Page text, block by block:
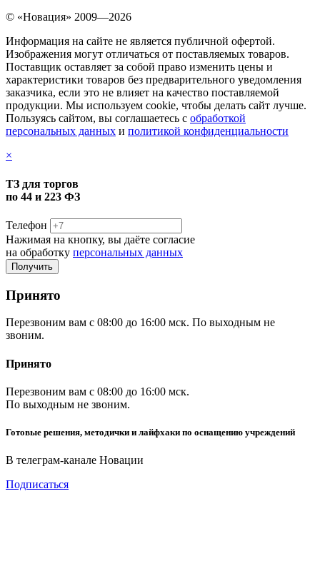
© «Новация» 2009—2026
Информация на сайте не является публичной офертой.
Изображения могут отличаться от поставляемых товаров.
Поставщик оставляет за собой право изменить цены и
характеристики товаров без предварительного уведомления
заказчика, если это не влияет на качество поставляемой
продукции. Мы используем cookie, чтобы делать сайт лучше.
Пользуясь сайтом, вы соглашаетесь с обработкой
персональных данных и политикой конфиденциальности
×
ТЗ для торгов
по 44 и 223 ФЗ
Телефон
Нажимая на кнопку, вы даёте согласие
на обработку персональных данных
Принято
Перезвоним вам с 08:00 до 16:00 мск. По выходным не
звоним.
Принято
Перезвоним вам с 08:00 до 16:00 мск.
По выходным не звоним.
Готовые решения, методички и лайфхаки по оснащению учреждений
В телеграм-канале Новации
Подписаться